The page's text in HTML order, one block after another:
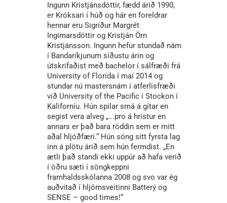
Ingunn Kristjánsdóttir, fædd árið 1990,
er Króksari í húð og hár en foreldrar
hennar eru Sigríður Margrét
Ingimarsdóttir og Kristján Örn
Kristjánsson. Ingunn hefur stundað nám
í Bandaríkjunum síðustu árin og
útskrifaðist með bachelor í sálfræði frá
University of Florida í maí 2014 og
stundar nú mastersnám í atferlisfræði
við University of the Pacific í Stockon í
Kaliforníu. Hún spilar smá á gítar en
segist vera alveg „...pro á hristur en
annars er það bara röddin sem er mitt
aðal hljóðfæri.“ Hún söng sitt fyrsta lag
inn á plötu árið sem hún fermdist. „En
ætli það standi ekki uppúr að hafa verið
í öðru sæti í söngkeppni
framhaldsskólanna 2008 og svo var ég
auðvitað í hljómsveitinni Batterý og
SENSE – good times!“